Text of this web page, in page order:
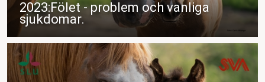
2023:Fölet - problem och vanliga
sjukdomar.